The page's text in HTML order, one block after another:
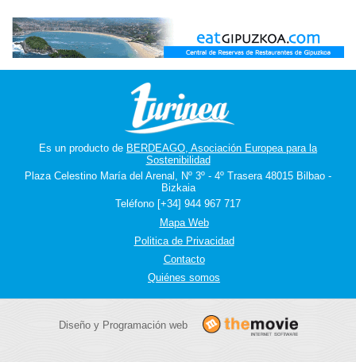
Es un producto de BERDEAGO, Asociación Europea para la
Sostenibilidad
Plaza Celestino María del Arenal, Nº 3º - 4º Trasera 48015 Bilbao -
Bizkaia
Teléfono [+34] 944 967 717
Mapa Web
Politica de Privacidad
Contacto
Quiénes somos
Diseño y Programación web